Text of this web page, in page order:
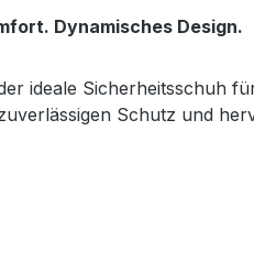
Dynamisches Design.
ideale Sicherheitsschuh
Schutz und